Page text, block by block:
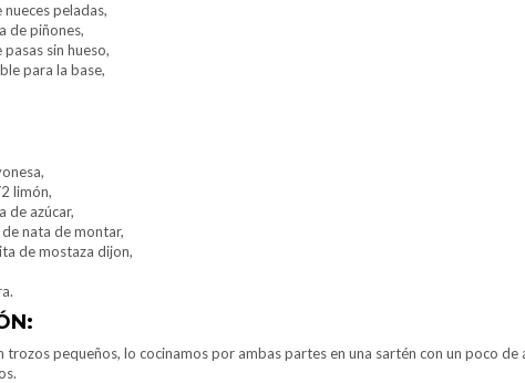
peladas,
de piñones,
sin hueso,
para la base,
limón,
de azúcar,
nata de montar,
de mostaza dijon,
pequeños, lo cocinamos por ambas partes en una sartén con un poco de